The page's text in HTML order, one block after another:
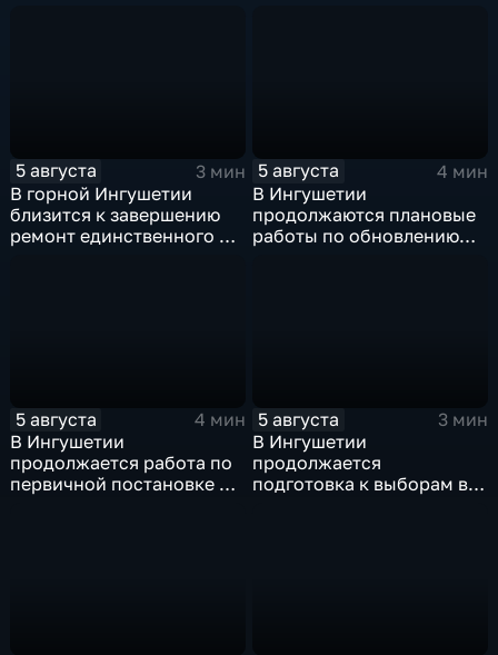
5 августа
3 мин
В горной Ингушетии
близится к завершению
ремонт единственного в
5 августа
4 мин
В Ингушетии
продолжаются плановые
работы по обновлению
5 августа
4 мин
В Ингушетии
продолжается работа по
первичной постановке на
5 августа
3 мин
В Ингушетии
продолжается
подготовка к выборам в